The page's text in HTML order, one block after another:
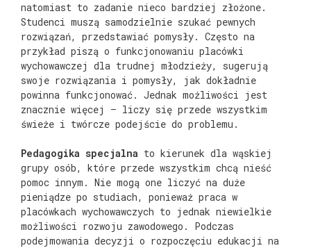
natomiast to zadanie nieco bardziej złożone.
Studenci muszą samodzielnie szukać pewnych
rozwiązań, przedstawiać pomysły. Często na
przykład piszą o funkcjonowaniu placówki
wychowawczej dla trudnej młodzieży, sugerują
swoje rozwiązania i pomysły, jak dokładnie
powinna funkcjonować. Jednak możliwości jest
znacznie więcej – liczy się przede wszystkim
świeże i twórcze podejście do problemu.
Pedagogika specjalna to kierunek dla wąskiej
grupy osób, które przede wszystkim chcą nieść
pomoc innym. Nie mogą one liczyć na duże
pieniądze po studiach, ponieważ praca w
placówkach wychowawczych to jednak niewielkie
możliwości rozwoju zawodowego. Podczas
podejmowania decyzji o rozpoczęciu edukacji na